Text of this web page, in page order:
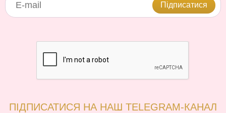
Підписатися
ПІДПИСАТИСЯ НА НАШ TELEGRAM-КАНАЛ